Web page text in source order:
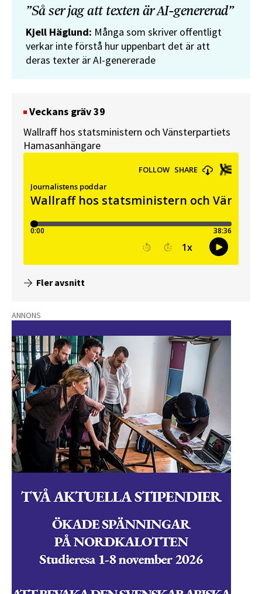
”Så ser jag att texten är AI-genererad”
Kjell Häglund: Många som skriver offentligt
verkar inte förstå hur uppenbart det är att
deras texter är AI-genererade
Veckans gräv 39
Wallraff hos statsministern och Vänsterpartiets
Hamasanhängare
Fler avsnitt
ANNONS